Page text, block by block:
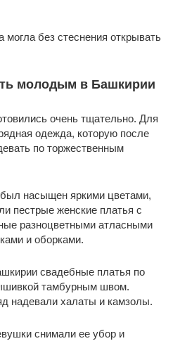
без стеснения открывать
молодым в Башкирии
очень тщательно. Для
одежда, которую после
по торжественным
насыщен яркими цветами,
пестрые женские платья с
разноцветными атласными
и оборками.
свадебные платья по
тамбурным швом.
надевали халаты и камзолы.
снимали ее убор и